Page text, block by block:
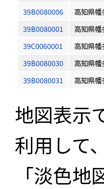
39B0080006
高知県
39B0080001
高知県
39C0060001
高知県
39B0080030
高知県
39B0080031
高知県
地図表示
利用して
「淡色